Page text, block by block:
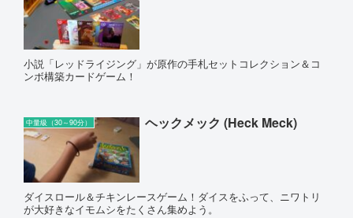
小説「レッドライジング」が原作の手札セットコレクション＆コ
ンボ構築カードゲーム！
中量級（30～90分） ヘックメック (Heck Meck)
ダイスロール＆チキンレースゲーム！ダイスをふって、ニワトリ
が大好きなイモムシをたくさん集めよう。